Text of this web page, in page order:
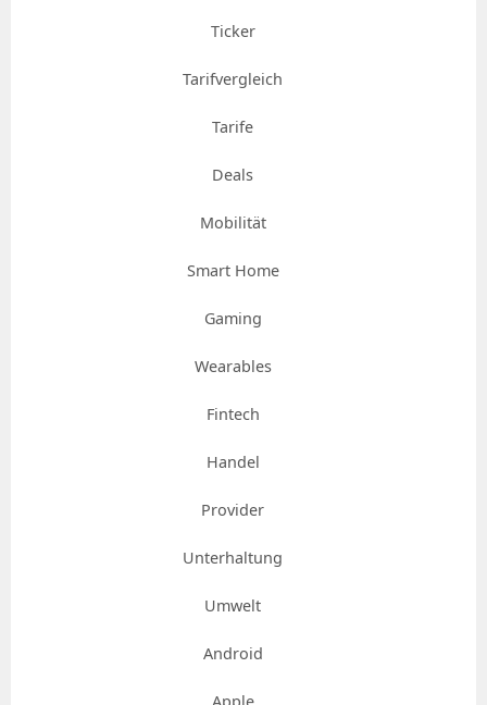
Ticker
Tarifvergleich
Tarife
Deals
Mobilität
Smart Home
Gaming
Wearables
Fintech
Handel
Provider
Unterhaltung
Umwelt
Android